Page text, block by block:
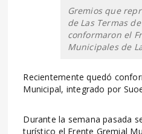
Gremios que
de Las Termas
conformaron el
Municipales de
Recientemente quedó
Municipal, integrado por
Durante la semana pasada
turístico el Frente Gremial